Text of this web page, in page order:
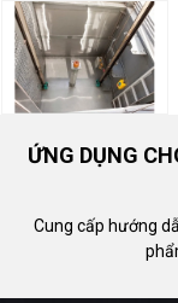
ỨNG DỤNG
Cung cấp hướng